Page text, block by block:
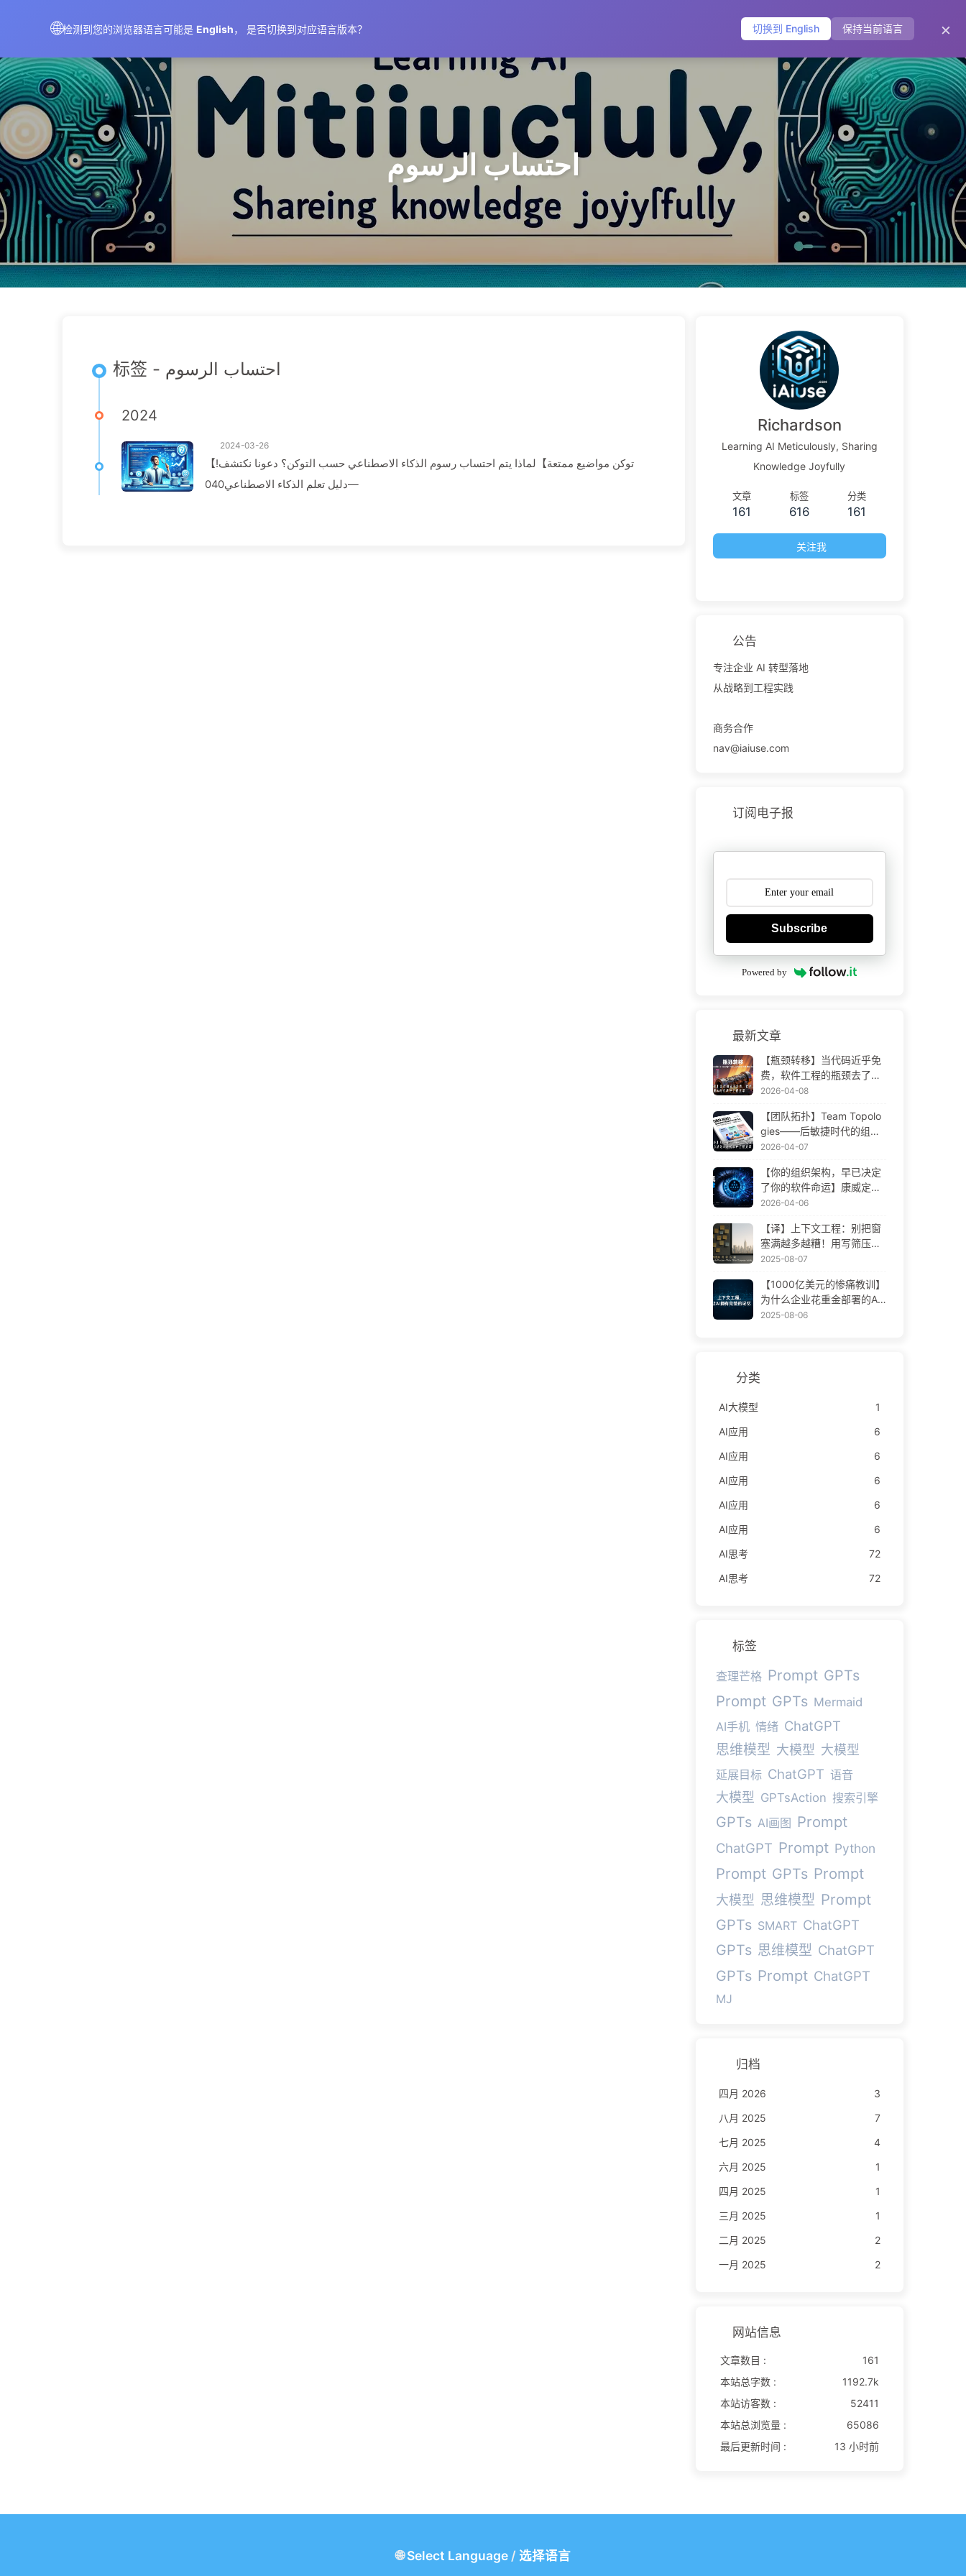
🌐检测到您的浏览器语言可能是 English， 是否切换到对应语言版本？ 切换到 English 保持当前语言 ×
AIMeticulously 标签 分类 友链 关于
احتساب الرسوم
标签 - احتساب الرسوم
2024
2024-03-26
【توكن مواضيع ممتعة】لماذا يتم احتساب رسوم الذكاء الاصطناعي حسب التوكن؟ دعونا نكتشف!
—دليل تعلم الذكاء الاصطناعي040
Richardson
Learning AI Meticulously, Sharing
Knowledge Joyfully
文章
161
标签
616
分类
161
关注我
公告
专注企业 AI 转型落地
从战略到工程实践
商务合作
nav@iaiuse.com
订阅电子报
Subscribe
Powered by
最新文章
【瓶颈转移】当代码近乎免
费，软件工程的瓶颈去了哪
里 AI 时代软件工程变革——
2026-04-08
【团队拓扑】Team Topolo
gies——后敏捷时代的组织
设计方法论 AI 时代软件工程
2026-04-07
【你的组织架构，早已决定
了你的软件命运】康威定律
——被低估了 56 年的管理
——慢慢学AI171
2026-04-06
【译】上下文工程：别把窗
塞满越多越糟！用写筛压隔
四步，警惕投毒干扰混淆冲
学AI170
2025-08-07
【1000亿美元的惨痛教训】
为什么企业花重金部署的AI
助手，总在关键时刻“失
2025-08-06
分类
AI大模型
1
AI应用
6
AI应用
6
AI应用
6
AI应用
6
AI应用
6
AI思考
72
AI思考
72
标签
查理芒格 Prompt GPTs
Prompt GPTs Mermaid
AI手机 情绪 ChatGPT
思维模型 大模型 大模型
延展目标 ChatGPT 语音
大模型 GPTsAction 搜索引擎
GPTs AI画图 Prompt
ChatGPT Prompt Python
Prompt GPTs Prompt
大模型 思维模型 Prompt
GPTs SMART ChatGPT
GPTs 思维模型 ChatGPT
GPTs Prompt ChatGPT
MJ
归档
四月 2026
3
八月 2025
7
七月 2025
4
六月 2025
1
四月 2025
1
三月 2025
1
二月 2025
2
一月 2025
2
网站信息
文章数目 :
161
本站总字数 :
1192.7k
本站访客数 :
52411
本站总浏览量 :
65086
最后更新时间 :
13 小时前
🌐Select Language/ 选择语言